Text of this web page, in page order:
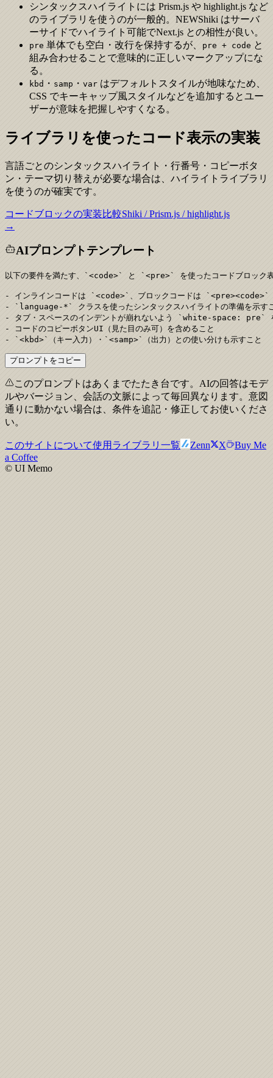
シンタックスハイライトには Prism.js や highlight.js など
のライブラリを使うのが一般的。 NEWShiki はサーバ
ーサイドでハイライト可能でNext.js との相性が良い。
pre 単体でも空白・改行を保持するが、 pre + code と
組み合わせることで意味的に正しいマークアップにな
る。
kbd ・ samp ・ var はデフォルトスタイルが地味なため、
CSS でキーキャップ風スタイルなどを追加するとユー
ザーが意味を把握しやすくなる。
ライブラリを使ったコード表示の実装
言語ごとのシンタックスハイライト・行番号・コピーボタ
ン・テーマ切り替えが必要な場合は、ハイライトライブラリ
を使うのが確実です。
コードブロックの実装比較Shiki / Prism.js / highlight.js
→
AIプロンプトテンプレート
以下の要件を満たす、`<code>` と `<pre>` を使ったコードブロック表
- インラインコードは `<code>`、ブロックコードは `<pre><code>`
- `language-*` クラスを使ったシンタックスハイライトの準備を示す
- タブ・スペースのインデントが崩れないよう `white-space: pre`
- コードのコピーボタンUI（見た目のみ可）を含めること
- `<kbd>`（キー入力）・`<samp>`（出力）との使い分けも示すこと
プロンプトをコピー
このプロンプトはあくまでたたき台です。AIの回答はモデ
ルやバージョン、会話の文脈によって毎回異なります。意図
通りに動かない場合は、条件を追記・修正してお使いくださ
い。
このサイトについて使用ライブラリ一覧 Zenn X
Buy Me
a Coffee
© UI Memo